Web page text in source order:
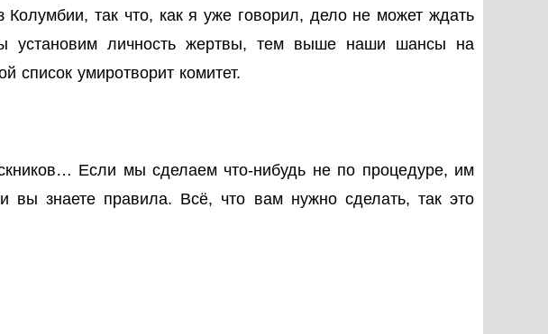
так что, как я уже говорил, дело не может ждать
установим личность жертвы, тем выше наши шансы на
список умиротворит комитет.
Если мы сделаем что-нибудь не по процедуре, им
вы знаете правила. Всё, что вам нужно сделать, так это